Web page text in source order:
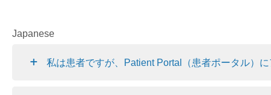
Japanese
私は患者ですが、Patient Portal（患者ポータル）